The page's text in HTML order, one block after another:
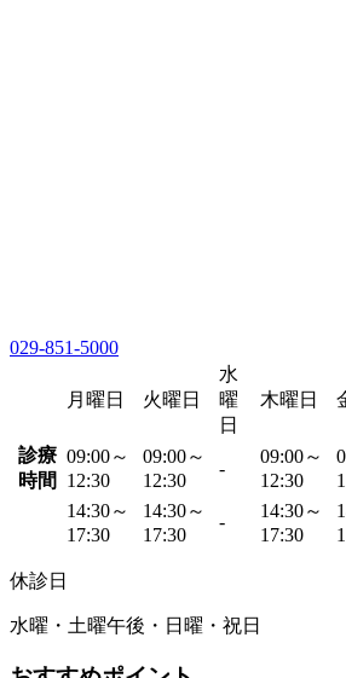
029-851-5000
月曜日 火曜日
水
曜
日
木曜日
診療
時間
09:00～
12:30
09:00～
12:30
-
09:00～
12:30
14:30～
17:30
14:30～
17:30
-
14:30～
17:30
休診日
水曜・土曜午後・日曜・祝日